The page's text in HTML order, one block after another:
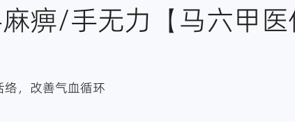
痹/手无力【马六甲
，改善气血循环